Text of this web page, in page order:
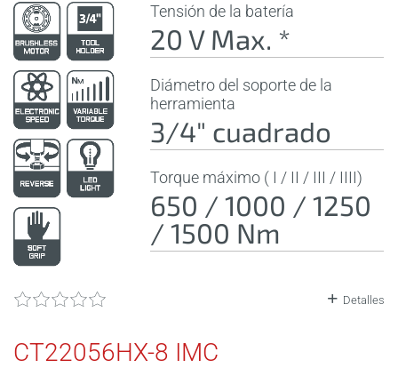
Tensión de la batería
20 V Max. *
Diámetro del soporte de la
herramienta
3/4" cuadrado
Torque máximo ( I / II / III / IIII)
650 / 1000 / 1250
/ 1500 Nm
Detalles
CT22056HX-8 IMC